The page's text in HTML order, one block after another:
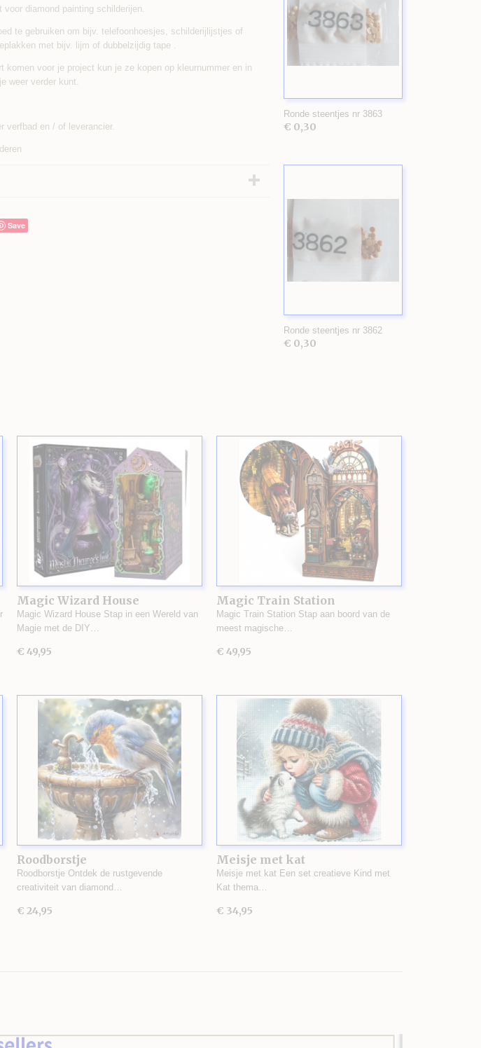
voor diamond painting schilderijen.
te gebruiken om bijv. telefoonhoesjes, schilderijlijstjes of
met bijv. lijm of dubbelzijdig tape .
komen voor je project kun je ze kopen op kleurnummer en in
weer verder kunt.
verfbad en / of leverancier.
Save
Ronde steentjes nr 3863
€ 0,30
Ronde steentjes nr 3862
€ 0,30
Magic Wizard House
Magic Wizard House Stap in een Wereld van
Magie met de DIY…
€ 49,95
Magic Train Station
Magic Train Station Stap aan boord van de
meest magische…
€ 49,95
Roodborstje
Roodborstje Ontdek de rustgevende
creativiteit van diamond…
€ 24,95
Meisje met kat
Meisje met kat Een set creatieve Kind met
Kat thema…
€ 34,95